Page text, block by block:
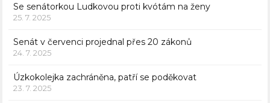
Se senátorkou Ludkovou proti kvótám na ženy
25. 7. 2025
Senát v červenci projednal přes 20 zákonů
24. 7. 2025
Úzkokolejka zachráněna, patří se poděkovat
23. 7. 2025